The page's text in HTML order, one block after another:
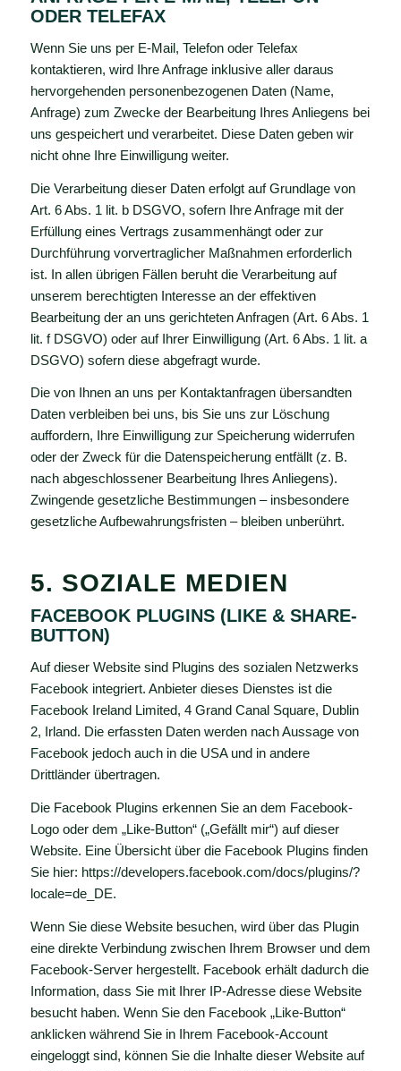
ODER TELEFAX
Wenn Sie uns per E-Mail, Telefon oder Telefax
kontaktieren, wird Ihre Anfrage inklusive aller daraus
hervorgehenden personenbezogenen Daten (Name,
Anfrage) zum Zwecke der Bearbeitung Ihres Anliegens bei
uns gespeichert und verarbeitet. Diese Daten geben wir
nicht ohne Ihre Einwilligung weiter.
Die Verarbeitung dieser Daten erfolgt auf Grundlage von
Art. 6 Abs. 1 lit. b DSGVO, sofern Ihre Anfrage mit der
Erfüllung eines Vertrags zusammenhängt oder zur
Durchführung vorvertraglicher Maßnahmen erforderlich
ist. In allen übrigen Fällen beruht die Verarbeitung auf
unserem berechtigten Interesse an der effektiven
Bearbeitung der an uns gerichteten Anfragen (Art. 6 Abs. 1
lit. f DSGVO) oder auf Ihrer Einwilligung (Art. 6 Abs. 1 lit. a
DSGVO) sofern diese abgefragt wurde.
Die von Ihnen an uns per Kontaktanfragen übersandten
Daten verbleiben bei uns, bis Sie uns zur Löschung
auffordern, Ihre Einwilligung zur Speicherung widerrufen
oder der Zweck für die Datenspeicherung entfällt (z. B.
nach abgeschlossener Bearbeitung Ihres Anliegens).
Zwingende gesetzliche Bestimmungen – insbesondere
gesetzliche Aufbewahrungsfristen – bleiben unberührt.
5. SOZIALE MEDIEN
FACEBOOK PLUGINS (LIKE & SHARE-
BUTTON)
Auf dieser Website sind Plugins des sozialen Netzwerks
Facebook integriert. Anbieter dieses Dienstes ist die
Facebook Ireland Limited, 4 Grand Canal Square, Dublin
2, Irland. Die erfassten Daten werden nach Aussage von
Facebook jedoch auch in die USA und in andere
Drittländer übertragen.
Die Facebook Plugins erkennen Sie an dem Facebook-
Logo oder dem „Like-Button“ („Gefällt mir“) auf dieser
Website. Eine Übersicht über die Facebook Plugins finden
Sie hier: https://developers.facebook.com/docs/plugins/?
locale=de_DE.
Wenn Sie diese Website besuchen, wird über das Plugin
eine direkte Verbindung zwischen Ihrem Browser und dem
Facebook-Server hergestellt. Facebook erhält dadurch die
Information, dass Sie mit Ihrer IP-Adresse diese Website
besucht haben. Wenn Sie den Facebook „Like-Button“
anklicken während Sie in Ihrem Facebook-Account
eingeloggt sind, können Sie die Inhalte dieser Website auf